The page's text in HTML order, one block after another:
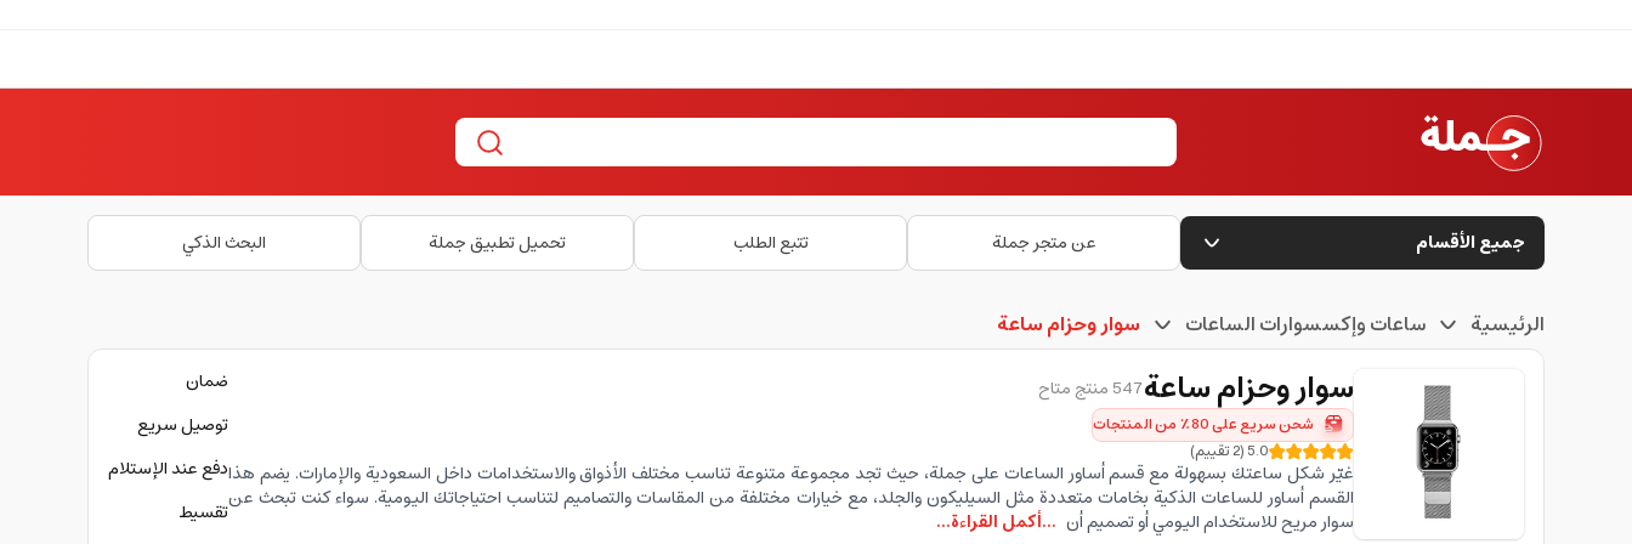
جميع الأقسام عن متجر جملة تتبع الطلب تحميل تطبيق جملة البحث الذكي
الرئيسية ساعات وإكسسوارات الساعات سوار وحزام ساعة
سوار وحزام ساعة547 منتج متاح
شحن سريع على 80٪ من المنتجات
5.0
(
2تقييم)
غيّر شكل ساعتك بسهولة مع قسم أساور الساعات على جملة، حيث تجد مجموعة متنوعة تناسب مختلف الأذواق والاستخدامات داخل السعودية والإمارات. يضم هذا
القسم أساور للساعات الذكية بخامات متعددة مثل السيليكون والجلد، مع خيارات مختلفة من المقاسات والتصاميم لتناسب احتياجاتك اليومية. سواء كنت تبحث عن
سوار مريح للاستخدام اليومي أو تصميم أن ...أكمل القراءة...
ضمان
توصيل سريع
دفع عند الإستلام
تقسيط